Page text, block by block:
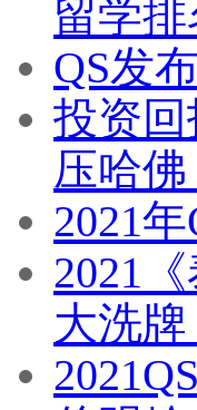
留学
QS发
投资
压哈佛
2021
2021
大洗牌